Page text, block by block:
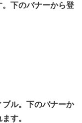
下のバナーから登
ル。下のバナーか
す。